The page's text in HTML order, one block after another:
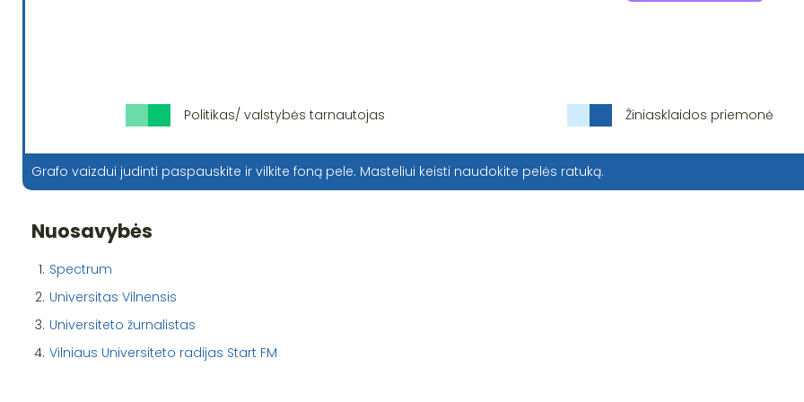
Politikas/ valstybės tarnautojas Žiniasklaidos priemonė
Grafo vaizdui judinti paspauskite ir vilkite foną pele. Masteliui keisti naudokite pelės ratuką.
Nuosavybės
1. Spectrum
2. Universitas Vilnensis
3. Universiteto žurnalistas
4. Vilniaus Universiteto radijas Start FM